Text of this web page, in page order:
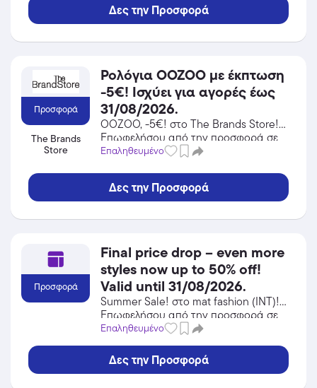
Δες την Προσφορά
Προσφορά
The Brands
Store
Ρολόγια OOZOO με έκπτωση
-5€! Ισχύει για αγορές έως
31/08/2026.
OOZOO, -5€! στο The Brands Store!
Επωφελήσου από την προσφορά σε
Ρολόγια του The Brands Store και
Επαληθευμένο
Δες την Προσφορά
Προσφορά
Final price drop – even more
styles now up to 50% off!
Valid until 31/08/2026.
Summer Sale! στο mat fashion (INT)!
Επωφελήσου από την προσφορά σε
Αξεσουάρ του mat fashion (INT) και
Επαληθευμένο
Δες την Προσφορά